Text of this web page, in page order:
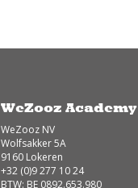
WeZooz Academy
WeZooz NV
Wolfsakker 5A
9160 Lokeren
+32 (0)9 277 10 24
BTW: BE 0892.653.980